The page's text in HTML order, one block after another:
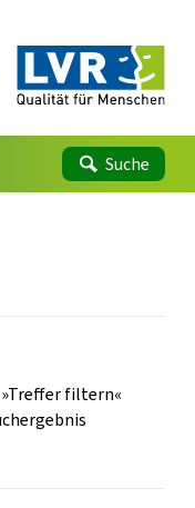
Suche
filtern«